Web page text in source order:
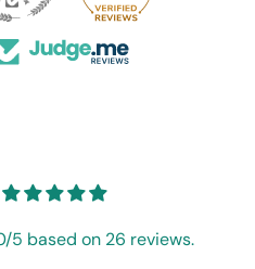
5 based on 26 reviews.